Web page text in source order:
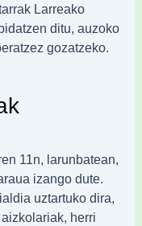
Larreako
ditu, auzoko
gozatzeko.
11n, larunbatean,
izango dute.
uztartuko dira,
herri